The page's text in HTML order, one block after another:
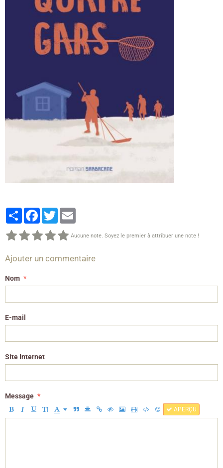
PartagerFacebook
Twitter
Aucune note. Soyez le premier à attribuer une note !
Ajouter un commentaire
Nom
E-mail
Site Internet
Message
APERÇU